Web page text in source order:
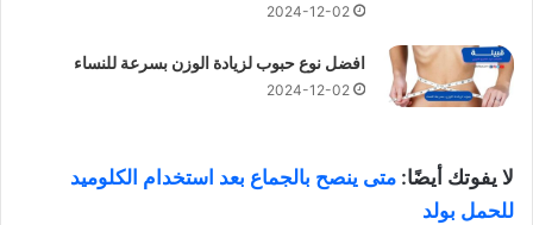
2024-12-02
افضل نوع حبوب لزيادة الوزن بسرعة للنساء
2024-12-02
لا يفوتك أيضًا: متى ينصح بالجماع بعد استخدام الكلوميد
للحمل بولد